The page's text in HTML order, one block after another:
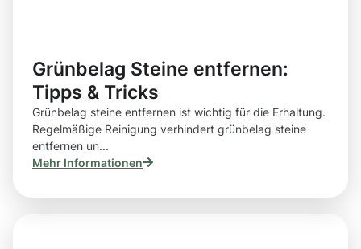
Grünbelag Steine entfernen:
Tipps & Tricks
Grünbelag steine entfernen ist wichtig für die Erhaltung.
Regelmäßige Reinigung verhindert grünbelag steine
entfernen un...
Mehr Informationen